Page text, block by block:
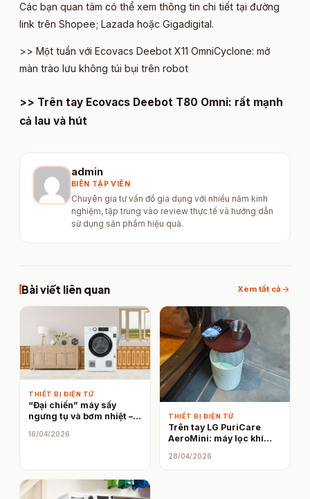
Các bạn quan tâm có thể xem thông tin chi tiết tại đường
link trên Shopee; Lazada hoặc Gigadigital.
>> Một tuần với Ecovacs Deebot X11 OmniCyclone: mở
màn trào lưu không túi bụi trên robot
>> Trên tay Ecovacs Deebot T80 Omni: rất mạnh
cả lau và hút​
admin
BIÊN TẬP VIÊN
Chuyên gia tư vấn đồ gia dụng với nhiều năm kinh
nghiệm, tập trung vào review thực tế và hướng dẫn
sử dụng sản phẩm hiệu quả.
Bài viết liên quan Xem tất cả arrow_forward
THIẾT BỊ ĐIỆN TỬ
“Đại chiến” máy sấy
ngưng tụ và bơm nhiệt –
đình bạn?
16/04/2026
THIẾT BỊ ĐIỆN TỬ
Trên tay LG PuriCare
AeroMini: máy lọc khí
triệu đồng cho không
gian nhỏ
28/04/2026